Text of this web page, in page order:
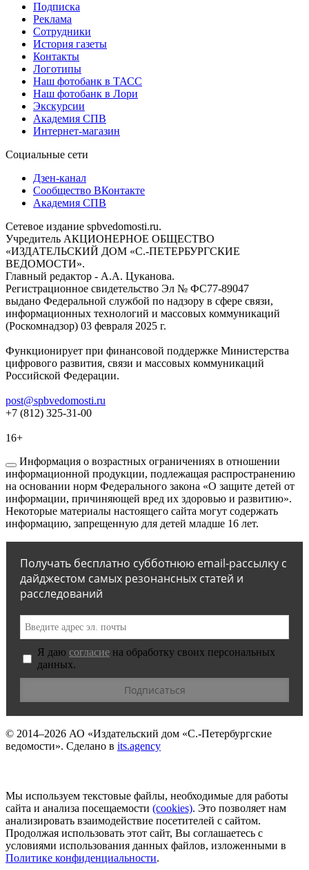
Подписка
Реклама
Сотрудники
История газеты
Контакты
Логотипы
Наш фотобанк в ТАСС
Наш фотобанк в Лори
Экскурсии
Академия СПВ
Интернет-магазин
Социальные сети
Дзен-канал
Сообщество ВКонтакте
Академия СПВ
Сетевое издание spbvedomosti.ru.
Учредитель АКЦИОНЕРНОЕ ОБЩЕСТВО
«ИЗДАТЕЛЬСКИЙ ДОМ «С.-ПЕТЕРБУРГСКИЕ
ВЕДОМОСТИ».
Главный редактор - А.А. Цуканова.
Регистрационное свидетельство Эл № ФС77-89047
выдано Федеральной службой по надзору в сфере связи,
информационных технологий и массовых коммуникаций
(Роскомнадзор) 03 февраля 2025 г.
Функционирует при финансовой поддержке Министерства
цифрового развития, связи и массовых коммуникаций
Российской Федерации.
post@spbvedomosti.ru
+7 (812) 325-31-00
16+
Информация о возрастных ограничениях в отношении
информационной продукции, подлежащая распространению
на основании норм Федерального закона «О защите детей от
информации, причиняющей вред их здоровью и развитию».
Некоторые материалы настоящего сайта могут содержать
информацию, запрещенную для детей младше 16 лет.
Получать бесплатно субботнюю email-рассылку с
дайджестом самых резонансных статей и
расследований
Я даю согласие на обработку своих персональных
данных.
© 2014–2026 АО «Издательский дом «С.-Петербургские
ведомости». Сделано в its.agency
Мы используем текстовые файлы, необходимые для работы
сайта и анализа посещаемости (сookies). Это позволяет нам
анализировать взаимодействие посетителей с сайтом.
Продолжая использовать этот сайт, Вы соглашаетесь с
условиями использования данных файлов, изложенными в
Политике конфиденциальности.